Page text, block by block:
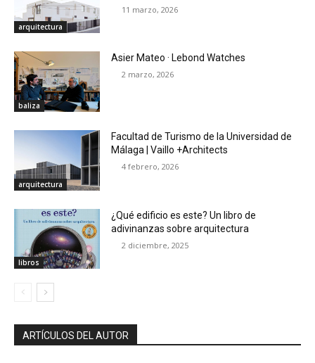
arquitectura
11 marzo, 2026
baliza
Asier Mateo · Lebond Watches
2 marzo, 2026
arquitectura
Facultad de Turismo de la Universidad de
Málaga | Vaillo +Architects
4 febrero, 2026
libros
¿Qué edificio es este? Un libro de
adivinanzas sobre arquitectura
2 diciembre, 2025
ARTÍCULOS DEL AUTOR